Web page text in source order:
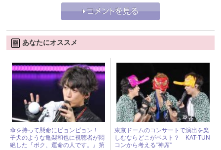
あなたにオススメ
傘を持って懸命にピョンピョン！
子犬のような亀梨和也に視聴者が悶
絶した『ボク、運命の人です。』第
東京ドームのコンサートで演出を楽
しむならどこがベスト？ KAT-TUN
コンから考える“神席”